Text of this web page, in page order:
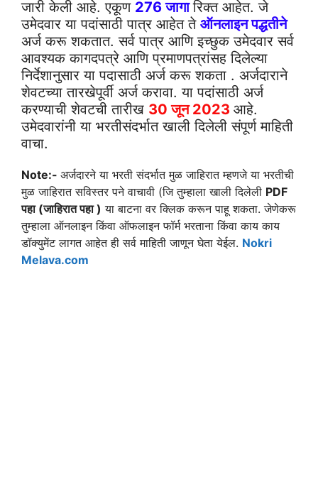
जारी केली आहे. एकूण 276 जागा रिक्त आहेत. जे
उमेदवार या पदांसाठी पात्र आहेत ते ऑनलाइन पद्धतीने
अर्ज करू शकतात. सर्व पात्र आणि इच्छुक उमेदवार सर्व
आवश्यक कागदपत्रे आणि प्रमाणपत्रांसह दिलेल्या
निर्देशानुसार या पदासाठी अर्ज करू शकता . अर्जदाराने
शेवटच्या तारखेपूर्वी अर्ज करावा. या पदांसाठी अर्ज
करण्याची शेवटची तारीख 30 जून 2023 आहे.
उमेदवारांनी या भरतीसंदर्भात खाली दिलेली संपूर्ण माहिती
वाचा.
Note:- अर्जदारने या भरती संदर्भात मुळ जाहिरात म्हणजे या भरतीची
मुळ जाहिरात सविस्तर पने वाचावी (जि तुम्हाला खाली दिलेली PDF
पहा (जाहिरात पहा ) या बाटना वर क्लिक करून पाहू शकता. जेणेकरू
तुम्हाला ऑनलाइन किंवा ऑफलाइन फॉर्म भरताना किंवा काय काय
डॉक्युमेंट लागत आहेत ही सर्व माहिती जाणून घेता येईल. Nokri
Melava.com